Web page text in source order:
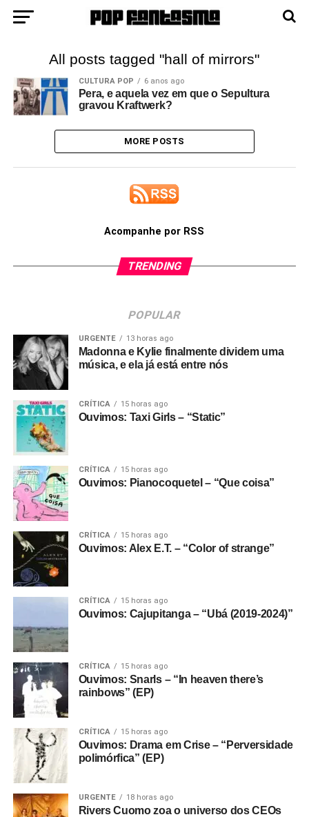
All posts tagged "hall of mirrors"
CULTURA POP 6 anos ago
Pera, e aquela vez em que o Sepultura
gravou Kraftwerk?
MORE POSTS
Acompanhe por RSS
TRENDING
POPULAR
URGENTE 13 horas ago
Madonna e Kylie finalmente dividem uma
música, e ela já está entre nós
CRÍTICA 15 horas ago
Ouvimos: Taxi Girls – “Static”
CRÍTICA 15 horas ago
Ouvimos: Pianocoquetel – “Que coisa”
CRÍTICA 15 horas ago
Ouvimos: Alex E.T. – “Color of strange”
CRÍTICA 15 horas ago
Ouvimos: Cajupitanga – “Ubá (2019-2024)”
CRÍTICA 15 horas ago
Ouvimos: Snarls – “In heaven there’s
rainbows” (EP)
CRÍTICA 15 horas ago
Ouvimos: Drama em Crise – “Perversidade
polimórfica” (EP)
URGENTE 18 horas ago
Rivers Cuomo zoa o universo dos CEOs